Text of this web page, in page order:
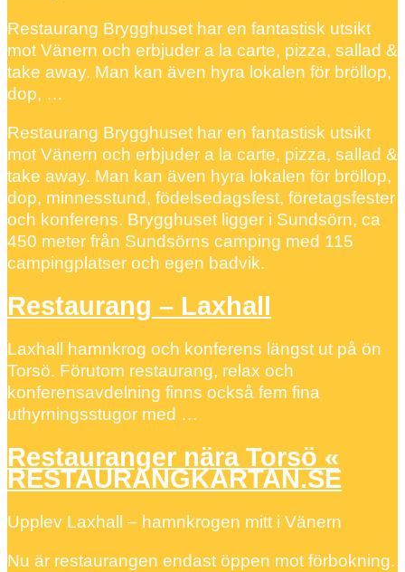
Restaurang Brygghuset har en fantastisk utsikt
mot Vänern och erbjuder a la carte, pizza, sallad &
take away. Man kan även hyra lokalen för bröllop,
dop, …
Restaurang Brygghuset har en fantastisk utsikt
mot Vänern och erbjuder a la carte, pizza, sallad &
take away. Man kan även hyra lokalen för bröllop,
dop, minnesstund, födelsedagsfest, företagsfester
och konferens. Brygghuset ligger i Sundsörn, ca
450 meter från Sundsörns camping med 115
campingplatser och egen badvik.
Restaurang – Laxhall
Laxhall hamnkrog och konferens längst ut på ön
Torsö. Förutom restaurang, relax och
konferensavdelning finns också fem fina
uthyrningsstugor med …
Restauranger nära Torsö «
RESTAURANGKARTAN.SE
Upplev Laxhall – hamnkrogen mitt i Vänern
Nu är restaurangen endast öppen mot förbokning.